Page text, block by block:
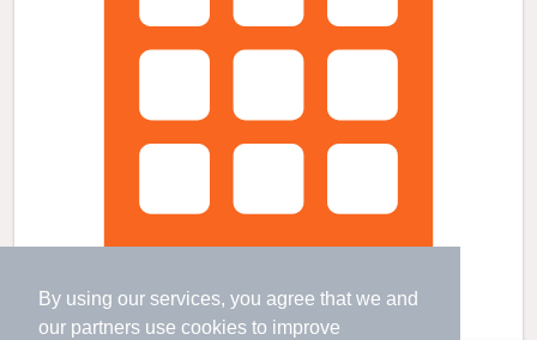
By using our services, you agree that we and
our partners use cookies to improve